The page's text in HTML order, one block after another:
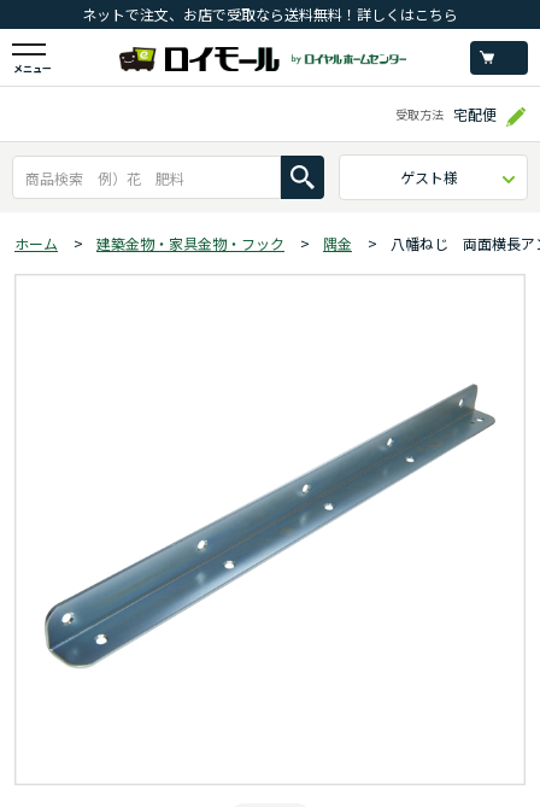
ネットで注文、お店で受取なら送料無料！詳しくはこちら
メニュー
受取方法 宅配便
ゲスト様
ホーム > 建築金物・家具金物・フック > 隅金 > 八幡ねじ 両面横長